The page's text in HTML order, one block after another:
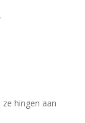
hingen aan